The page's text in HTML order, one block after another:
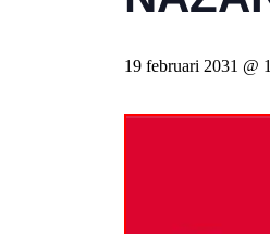
19 februari 2031 @